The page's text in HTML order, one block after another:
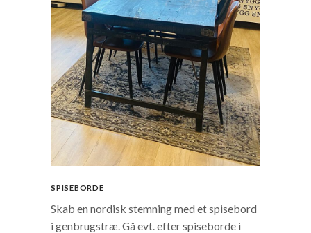
SPISEBORDE
Skab en nordisk stemning med et spisebord
i genbrugstræ. Gå evt. efter spiseborde i